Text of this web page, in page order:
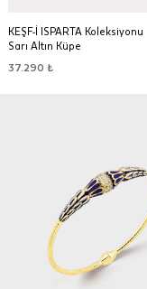
KEŞF-İ ISPARTA Koleksiyonu
Sarı Altın Küpe
37.290 ₺